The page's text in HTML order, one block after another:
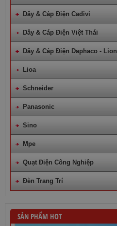
Dây & Cáp Điện Cadivi
Dây & Cáp Điện Việt Thái
Dây & Cáp Điện Daphaco - Lion
Lioa
Schneider
Panasonic
Sino
Mpe
Quạt Điện Công Nghiệp
Đèn Trang Trí
SẢN PHẨM HOT